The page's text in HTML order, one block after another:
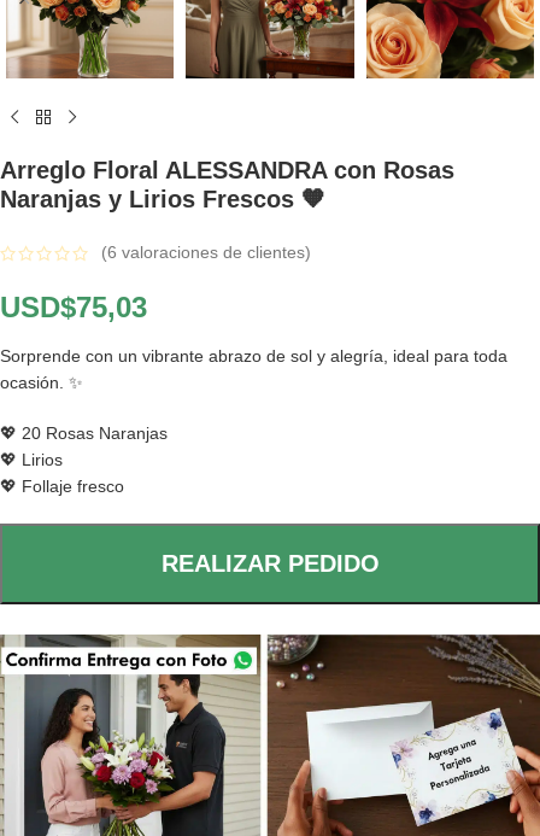
Arreglo Floral ALESSANDRA con Rosas
Naranjas y Lirios Frescos 🧡
(6 valoraciones de clientes)
USD$75,03
Sorprende con un vibrante abrazo de sol y alegría, ideal para toda
ocasión. ✨
💖 20 Rosas Naranjas
💖 Lirios
💖 Follaje fresco
REALIZAR PEDIDO